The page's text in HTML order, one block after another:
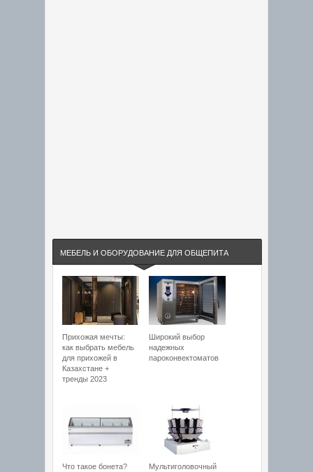
МЕБЕЛЬ И ОБОРУДОВАНИЕ ДЛЯ ОБЩЕПИТА
Прихожая мечты:
как выбрать мебель
для прихожей в
Казахстане +
тренды 2023
Широкий выбор
надежных
пароконвектоматов
Что такое бонета?
Мультиголовочный